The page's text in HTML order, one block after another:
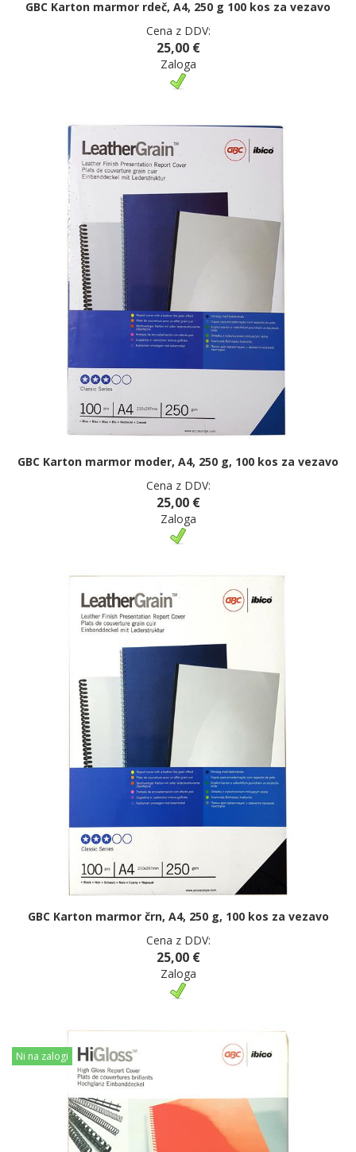
GBC Karton marmor rdeč, A4, 250 g 100 kos za vezavo
Cena z DDV:
25,00 €
Zaloga
GBC Karton marmor moder, A4, 250 g, 100 kos za vezavo
Cena z DDV:
25,00 €
Zaloga
GBC Karton marmor črn, A4, 250 g, 100 kos za vezavo
Cena z DDV:
25,00 €
Zaloga
Ni na zalogi